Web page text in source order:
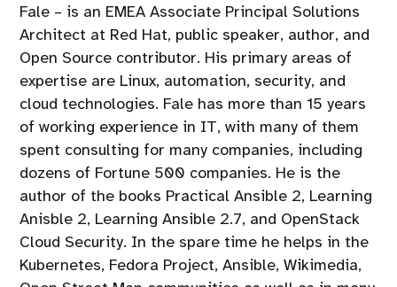
Fale – is an EMEA Associate Principal Solutions
Architect at Red Hat, public speaker, author, and
Open Source contributor. His primary areas of
expertise are Linux, automation, security, and
cloud technologies. Fale has more than 15 years
of working experience in IT, with many of them
spent consulting for many companies, including
dozens of Fortune 500 companies. He is the
author of the books Practical Ansible 2, Learning
Anisble 2, Learning Ansible 2.7, and OpenStack
Cloud Security. In the spare time he helps in the
Kubernetes, Fedora Project, Ansible, Wikimedia,